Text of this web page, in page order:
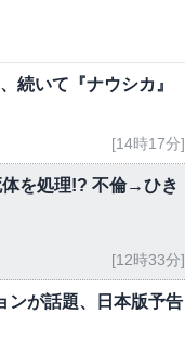
続いて『ナウシカ』
[14時17分]
体を処理!? 不倫→ひき
[12時33分]
ンが話題、日本版予告